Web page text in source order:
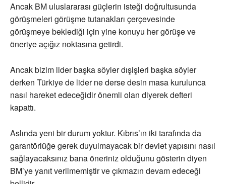
Ancak BM uluslararası güçlerin isteği doğrultusunda
görüşmeleri görüşme tutanakları çerçevesinde
görüşmeye beklediği için yine konuyu her görüşe ve
öneriye açığız noktasına getirdi.
Ancak bizim lider başka söyler dışişleri başka söyler
derken Türkiye de lider ne derse desin masa kurulunca
nasıl hareket edeceğidir önemli olan diyerek defteri
kapattı.
Aslında yeni bir durum yoktur. Kıbrıs’ın iki tarafında da
garantörlüğe gerek duyulmayacak bir devlet yapısını nasıl
sağlayacaksınız bana öneriniz olduğunu gösterin diyen
BM’ye yanıt verilmemiştir ve çıkmazın devam edeceği